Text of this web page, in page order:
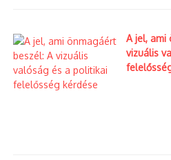
A jel, ami
vizuális